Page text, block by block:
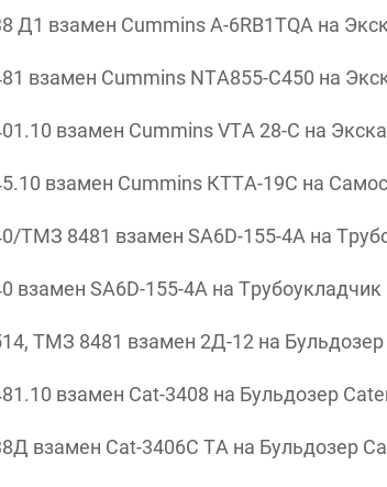
взамен Cummins A-6RB1TQA на
взамен Cummins NTA855-С450 на
взамен Cummins VTA 28-С на
взамен Cummins КТТА-19С на
8481 взамен SA6D-155-4A на
SA6D-155-4A на
ТМЗ 8481 взамен 2Д-12 на
взамен Cat-3408 на Бульдозер
взамен Cat-3406C TA на Бульдозер